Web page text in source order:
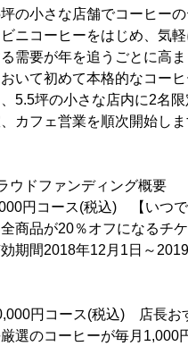
の小さな店舗でコーヒー
ニコーヒーをはじめ、気
需要が年を追うごとに高
いて初めて本格的なコー
、5.5坪の小さな店内に2名
カフェ営業を順次開始しま
ウドファンディング概要
円コース(税込) 【いつ
商品が20％オフになるチケ
期間2018年12月1日～
円コース(税込) 店長お
選のコーヒーが毎月1,000